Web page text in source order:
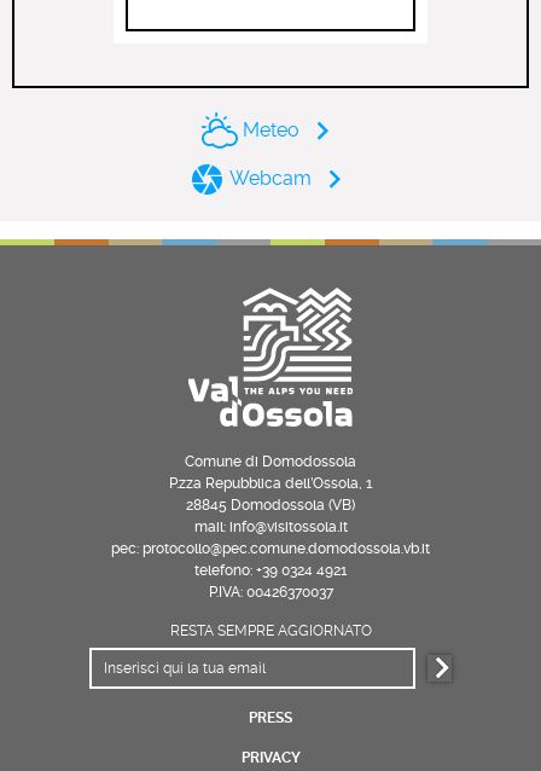
Meteo
Webcam
Comune di Domodossola
P.zza Repubblica dell’Ossola, 1
28845 Domodossola (VB)
mail: info@visitossola.it
pec: protocollo@pec.comune.domodossola.vb.it
telefono: +39 0324 4921
P.IVA: 00426370037
RESTA SEMPRE AGGIORNATO
PRESS
PRIVACY